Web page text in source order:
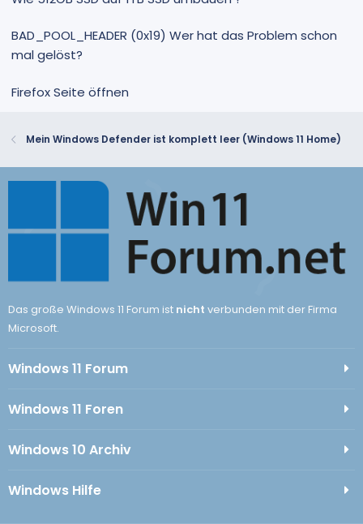
BAD_POOL_HEADER (0x19) Wer hat das Problem schon
mal gelöst?
Firefox Seite öffnen
Mein Windows Defender ist komplett leer (Windows 11 Home)
Das große Windows 11 Forum ist nicht verbunden mit der Firma
Microsoft.
Windows 11 Forum
Windows 11 Foren
Windows 10 Archiv
Windows Hilfe